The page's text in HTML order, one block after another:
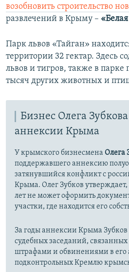
возобновить строительство
развлечений в Крыму –
Парк львов «Тайган»
территории 32 гектар. Здесь
львов и тигров, также в парке
тысяч других животных и
Бизнес Олега
аннексии Крыма
У крымского бизнесмена Олега
поддержавшего аннексию
затянувшийся конфликт с
Крыма. Олег Зубков утверждает,
лет не может оформить
участки, где находится его
За годы аннексии Крыма Зубков
судебных заседаний,
штрафами и обвинениями в его
подконтрольных Кремлю